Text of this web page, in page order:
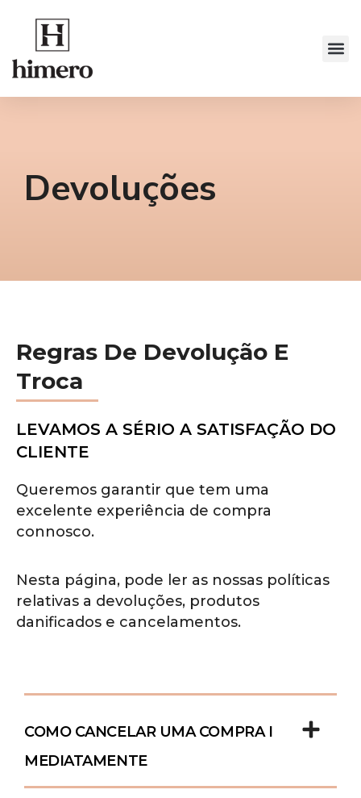
Devoluções
Regras De Devolução E
Troca
LEVAMOS A SÉRIO A SATISFAÇÃO DO
CLIENTE
Queremos garantir que tem uma
excelente experiência de compra
connosco.
Nesta página, pode ler as nossas políticas
relativas a devoluções, produtos
danificados e cancelamentos.
COMO CANCELAR UMA COMPRA I
MEDIATAMENTE